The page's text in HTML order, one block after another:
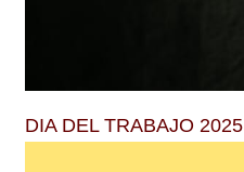
DIA DEL TRABAJO 2025